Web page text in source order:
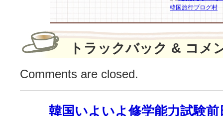
韓国旅行ブログ村
トラックバック & コメ
Comments are closed.
韓国いよいよ修学能力試験